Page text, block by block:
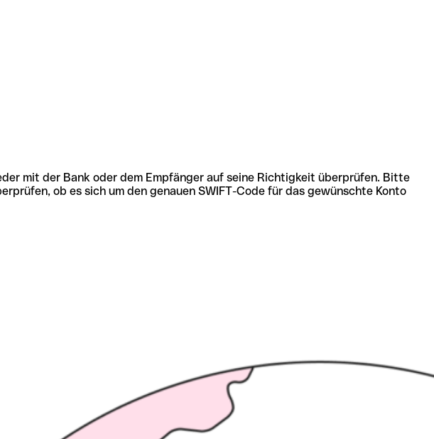
mit der Bank oder dem Empfänger auf seine Richtigkeit überprüfen. Bitte
ob es sich um den genauen SWIFT-Code für das gewünschte Konto